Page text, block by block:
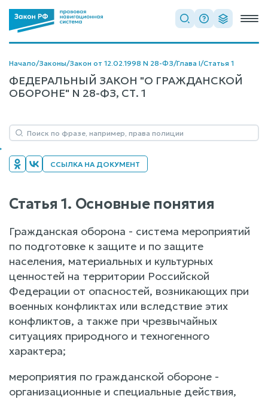
Начало/Законы/Закон от 12.02.1998 N 28-ФЗ/Глава I/Статья 1
ФЕДЕРАЛЬНЫЙ ЗАКОН "О ГРАЖДАНСКОЙ
ОБОРОНЕ" N 28-ФЗ, СТ. 1
ССЫЛКА НА ДОКУМЕНТ
Статья 1. Основные понятия
Гражданская оборона - система мероприятий
по подготовке к защите и по защите
населения, материальных и культурных
ценностей на территории Российской
Федерации от опасностей, возникающих при
военных конфликтах или вследствие этих
конфликтов, а также при чрезвычайных
ситуациях природного и техногенного
характера;
мероприятия по гражданской обороне -
организационные и специальные действия,